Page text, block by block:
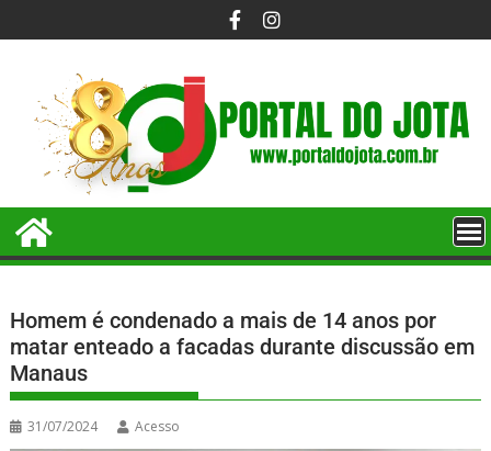
Homem é condenado a mais de 14 anos por
matar enteado a facadas durante discussão em
Manaus
31/07/2024 Acesso